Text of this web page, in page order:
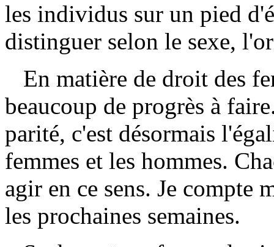
les individus sur un pied
distinguer selon le sexe,
En matière de droit des
beaucoup de progrès à
parité, c'est désormais
femmes et les hommes.
agir en ce sens. Je compte
les prochaines semaines.